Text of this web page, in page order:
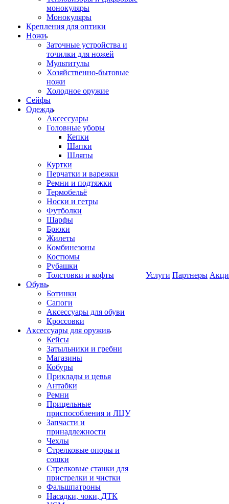
монокуляры
Монокуляры
Крепления для оптики
Ножи
Заточные устройства и
точилки для ножей
Мультитулы
Хозяйственно-бытовые
ножи
Холодное оружие
Сейфы
Одежда
Аксессуары
Головные уборы
Кепки
Шапки
Шляпы
Куртки
Перчатки и варежки
Ремни и подтяжки
Термобельё
Носки и гетры
Футболки
Шарфы
Брюки
Жилеты
Комбинезоны
Костюмы
Рубашки
Толстовки и кофты
Обувь
Ботинки
Сапоги
Аксессуары для обуви
Кроссовки
Аксессуары для оружия
Кейсы
Затыльники и гребни
Магазины
Кобуры
Приклады и цевья
Антабки
Ремни
Прицельные
приспособления и ЛЦУ
Запчасти и
принадлежности
Чехлы
Стрелковые опоры и
сошки
Стрелковые станки для
пристрелки и чистки
Фальшпатроны
Насадки, чоки, ДТК
Услуги Партнеры